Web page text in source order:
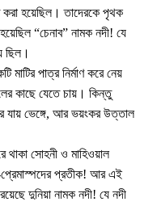
করা হয়েছিল। তাদেরকে পৃথক
“চেনাব” নামক নদী! যে
ছিল।
মাটির পাত্র নির্মাণ করে নেয়
কাছে যেতে চায়। কিন্তু
যায় ভেঙ্গে, আর ভয়ংকর উত্তাল
থাকা সোহনী ও মাহিওয়াল
প্রতীক! আর এই
দুনিয়া নামক নদী! যে নদী